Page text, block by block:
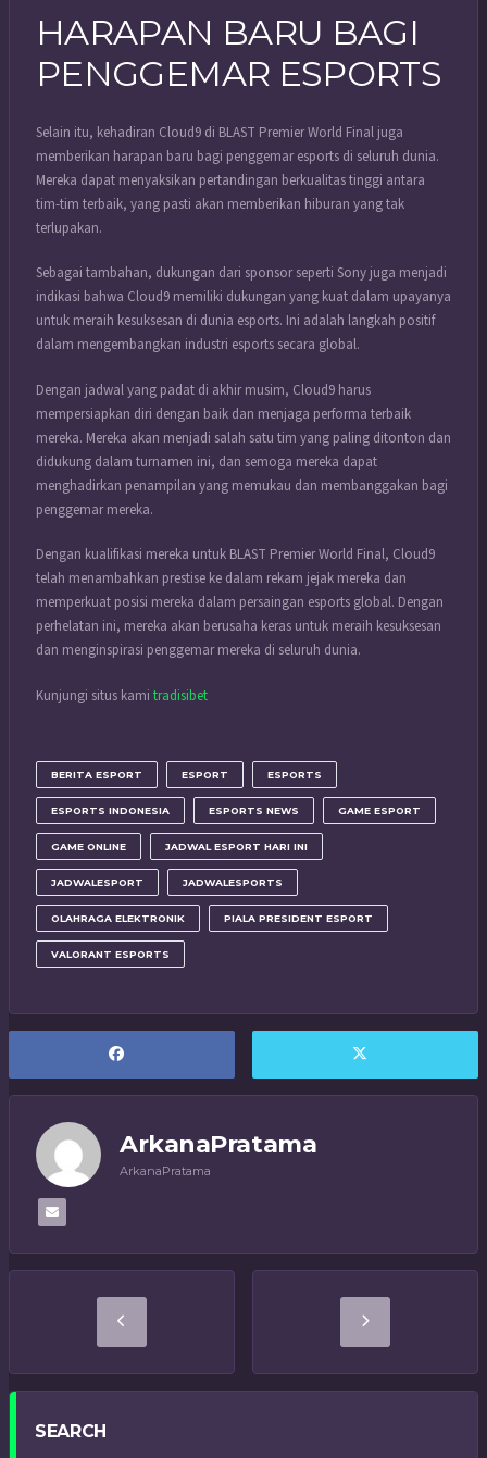
HARAPAN BARU BAGI
PENGGEMAR ESPORTS
Selain itu, kehadiran Cloud9 di BLAST Premier World Final juga
memberikan harapan baru bagi penggemar esports di seluruh dunia.
Mereka dapat menyaksikan pertandingan berkualitas tinggi antara
tim-tim terbaik, yang pasti akan memberikan hiburan yang tak
terlupakan.
Sebagai tambahan, dukungan dari sponsor seperti Sony juga menjadi
indikasi bahwa Cloud9 memiliki dukungan yang kuat dalam upayanya
untuk meraih kesuksesan di dunia esports. Ini adalah langkah positif
dalam mengembangkan industri esports secara global.
Dengan jadwal yang padat di akhir musim, Cloud9 harus
mempersiapkan diri dengan baik dan menjaga performa terbaik
mereka. Mereka akan menjadi salah satu tim yang paling ditonton dan
didukung dalam turnamen ini, dan semoga mereka dapat
menghadirkan penampilan yang memukau dan membanggakan bagi
penggemar mereka.
Dengan kualifikasi mereka untuk BLAST Premier World Final, Cloud9
telah menambahkan prestise ke dalam rekam jejak mereka dan
memperkuat posisi mereka dalam persaingan esports global. Dengan
perhelatan ini, mereka akan berusaha keras untuk meraih kesuksesan
dan menginspirasi penggemar mereka di seluruh dunia.
Kunjungi situs kami tradisibet
BERITA ESPORT ESPORT ESPORTS
ESPORTS INDONESIA ESPORTS NEWS GAME ESPORT
GAME ONLINE JADWAL ESPORT HARI INI
JADWALESPORT JADWALESPORTS
OLAHRAGA ELEKTRONIK PIALA PRESIDENT ESPORT
VALORANT ESPORTS
ArkanaPratama
ArkanaPratama
SEARCH